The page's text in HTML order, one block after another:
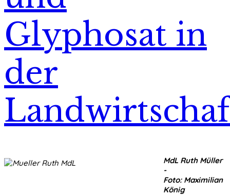
Glyphosat in
der
MdL Ruth Müller
-
Foto: Maximilian
König